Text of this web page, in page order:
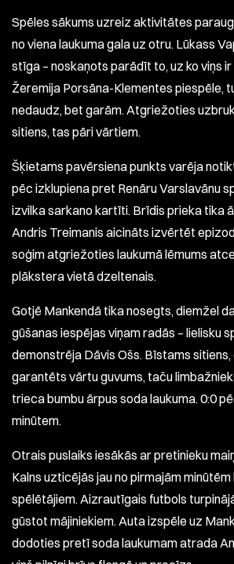
Spēles sākums uzreiz aktivitātes
no viena laukuma gala uz otru. Lūkass
stīga – noskaņots parādīt to, uz ko viņs
Žeremija Porsāna-Klementes piespēle,
nedaudz, bet garām. Atgriežoties
sitiens, tas pāri vārtiem.
Šķietams pavērsiena punkts varēja
pēc izklupiena pret Renāru Varslavānu
izvilka sarkano kartīti. Brīdis prieka tika
Andris Treimanis aicināts izvērtēt
soģim atgriežoties laukumā lēmums
plākstera vietā dzeltenais.
Gotjē Mankendā tika nosegts, diemžel
gūšanas iespējas viņam radās – lielisku
demonstrēja Dāvis Ošs. Bīstams
garantēts vārtu guvums, taču
trieca bumbu ārpus soda laukuma. 0:0
minūtem.
Otrais puslaiks iesākās ar pretinieku
Kalns uzticējās jau no pirmajām
spēlētājiem. Aizrautīgais futbols
gūstot mājiniekiem. Auta izspēle uz
dodoties pretī soda laukumam atrada